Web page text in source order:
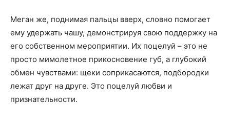
Меган же, поднимая пальцы вверх, словно помогает
ему удержать чашу, демонстрируя свою поддержку на
его собственном мероприятии. Их поцелуй – это не
просто мимолетное прикосновение губ, а глубокий
обмен чувствами: щеки соприкасаются, подбородки
лежат друг на друге. Это поцелуй любви и
признательности.